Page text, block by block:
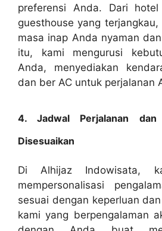
preferensi Anda. Dari
guesthouse yang
masa inap Anda nyaman
itu, kami mengurusi
Anda, menyediakan
dan ber AC untuk perjalanan
4. Jadwal Perjalanan dan
Disesuaikan
Di Alhijaz Indowisata,
mempersonalisasi
sesuai dengan keperluan
kami yang berpengalaman